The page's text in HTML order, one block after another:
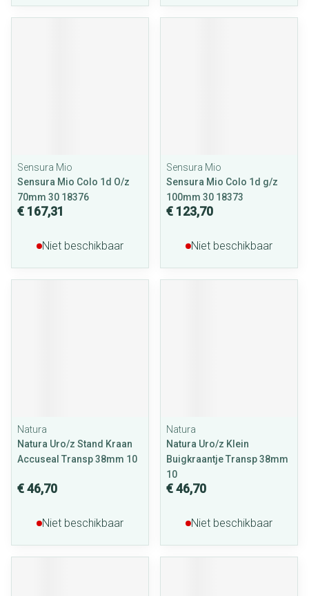
Sensura Mio
Sensura Mio Colo 1d O/z
70mm 30 18376
€ 167,31
Niet beschikbaar
Sensura Mio
Sensura Mio Colo 1d g/z
100mm 30 18373
€ 123,70
Niet beschikbaar
Natura
Natura Uro/z Stand Kraan
Accuseal Transp 38mm 10
€ 46,70
Niet beschikbaar
Natura
Natura Uro/z Klein
Buigkraantje Transp 38mm
10
€ 46,70
Niet beschikbaar